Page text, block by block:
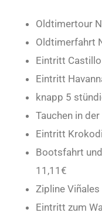
Oldtimertour
Oldtimerfahrt
Eintritt Castillo
Eintritt
knapp 5
Tauchen in
Eintritt
Bootsfahrt
11,11€
Zipline Viñales
Eintritt zum